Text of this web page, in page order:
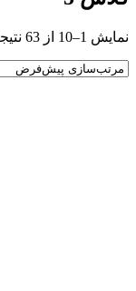
نمایش 1–10 از 63 نتیجه